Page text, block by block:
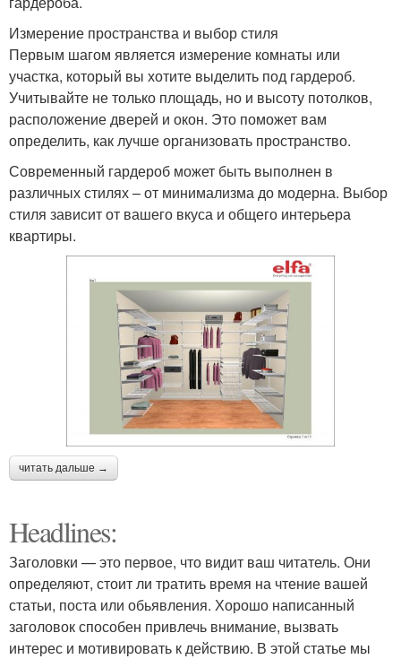
Измерение пространства и выбор стиля
Первым шагом является измерение комнаты или
участка, который вы хотите выделить под гардероб.
Учитывайте не только площадь, но и высоту потолков,
расположение дверей и окон. Это поможет вам
определить, как лучше организовать пространство.
Современный гардероб может быть выполнен в
различных стилях – от минимализма до модерна. Выбор
стиля зависит от вашего вкуса и общего интерьера
квартиры.
читать дальше →
Headlines:
Заголовки — это первое, что видит ваш читатель. Они
определяют, стоит ли тратить время на чтение вашей
статьи, поста или обьявления. Хорошо написанный
заголовок способен привлечь внимание, вызвать
интерес и мотивировать к действию. В этой статье мы